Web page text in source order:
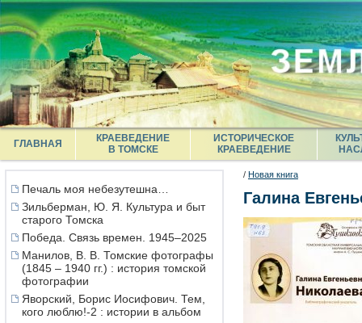
ГЛАВНАЯ
КРАЕВЕДЕНИЕ
В ТОМСКЕ
ИСТОРИЧЕСКОЕ
КРАЕВЕДЕНИЕ
Печаль моя небезутешна…
Зильберман, Ю. Я. Культура и быт
старого Томска
Победа. Связь времен. 1945–2025
Манилов, В. В. Томские фотографы
(1845 – 1940 гг.) : история томской
фотографии
Яворский, Борис Иосифович. Тем,
кого люблю!-2 : истории в альбом
/ Новая книга
Галина